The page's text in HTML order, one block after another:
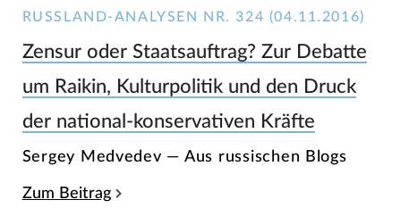
RUSSLAND-ANALYSEN NR. 324 (04.11.2016)
Zensur oder Staatsauftrag? Zur Debatte
um Raikin, Kulturpolitik und den Druck
der national-konservativen Kräfte
Sergey Medvedev — Aus russischen Blogs
Zum Beitrag